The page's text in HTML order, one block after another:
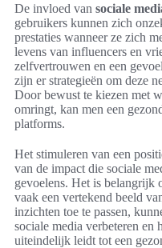
De invloed van sociale
gebruikers kunnen zich
prestaties wanneer ze zich
levens van influencers en
zelfvertrouwen en een
zijn er strategieën om deze
Door bewust te kiezen met
omringt, kan men een
platforms.
Het stimuleren van een
van de impact die sociale
gevoelens. Het is belangrijk
vaak een vertekend beeld
inzichten toe te passen,
sociale media verbeteren
uiteindelijk leidt tot een